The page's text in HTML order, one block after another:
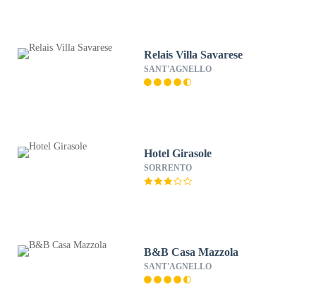
Relais Villa Savarese
SANT'AGNELLO
Hotel Girasole
SORRENTO
B&B Casa Mazzola
SANT'AGNELLO